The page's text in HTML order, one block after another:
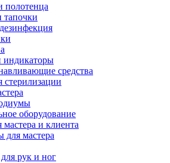
полотенца
средства
стерилизации
оборудование
и клиента
для мастера
рук и ног